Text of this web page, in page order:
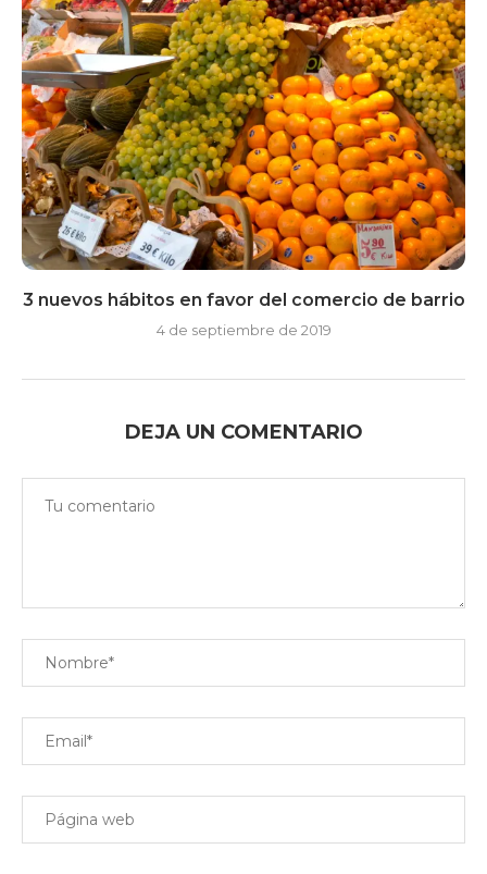
3 nuevos hábitos en favor del comercio de barrio
4 de septiembre de 2019
DEJA UN COMENTARIO